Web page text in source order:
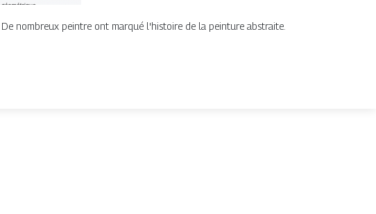
nombreux peintre ont marqué l'histoire de la peinture abstraite.